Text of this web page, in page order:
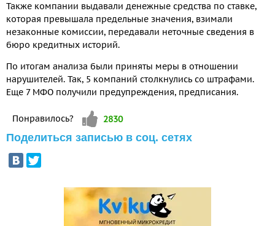
Также компании выдавали денежные средства по ставке,
которая превышала предельные значения, взимали
незаконные комиссии, передавали неточные сведения в
бюро кредитных историй.
По итогам анализа были приняты меры в отношении
нарушителей. Так, 5 компаний столкнулись со штрафами.
Еще 7 МФО получили предупреждения, предписания.
Понравилось? Vote up!
2830
Поделиться записью в соц. сетях